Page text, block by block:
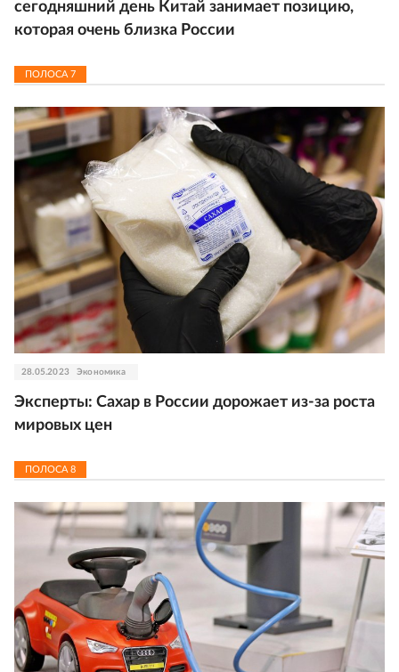
сегодняшний день Китай занимает позицию,
которая очень близка России
ПОЛОСА 7
28.05.2023 Экономика
Эксперты: Сахар в России дорожает из-за роста
мировых цен
ПОЛОСА 8